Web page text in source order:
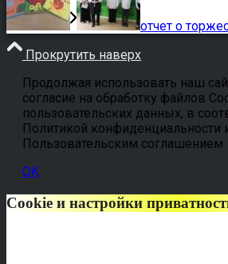
отчет о
Прокрутить наверх
Продолжая использовать наш
согласие на обработку файлов
пользовательских данных, в
Политикой конфиденциальности
Пользовательским соглашением
OK
Cookie и настройки